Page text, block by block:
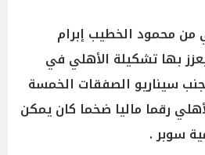
من محمود الخطيب إبرام
بها تشكيلة الأهلي في
سيناريو الصفقات الخمسة
رقما ماليا ضخما كان يمكن
سوبر .